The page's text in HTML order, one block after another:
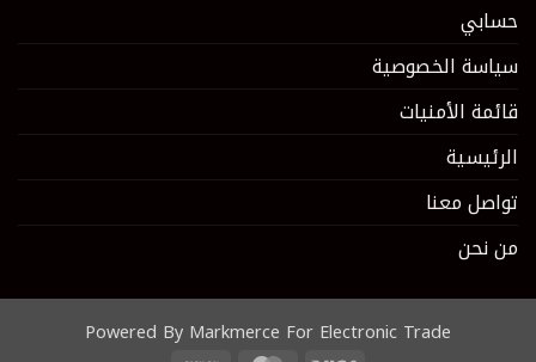
حسابي
سياسة الخصوصية
قائمة الأمنيات
الرئيسية
تواصل معنا
من نحن
Powered By Markmerce For Electronic Trade